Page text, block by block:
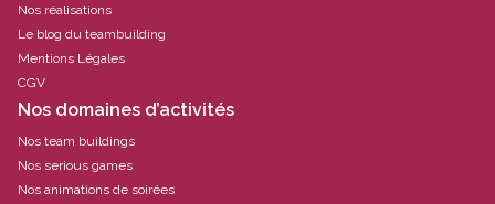
Nos réalisations
Le blog du teambuilding
Mentions Légales
CGV
Nos domaines d’activités
Nos team buildings
Nos serious games
Nos animations de soirées